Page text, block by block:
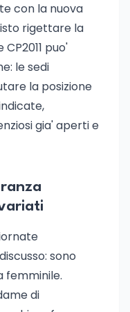
con la nuova
rigettare la
puo'
le sedi
la posizione
gia' aperti e
sono
femminile.
di